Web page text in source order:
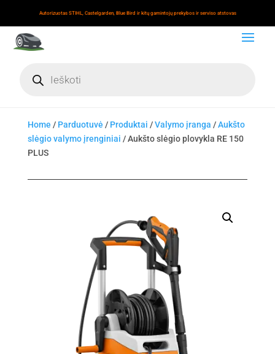
Autorizuotas STIHL, Castelgarden, Blue Bird ir kitų gamintojų prekybos ir serviso atstovas
search
Home / Parduotuvė / Produktai /Valymo įranga /Aukšto
slėgio valymo įrenginiai / Aukšto slėgio plovykla RE 150
PLUS